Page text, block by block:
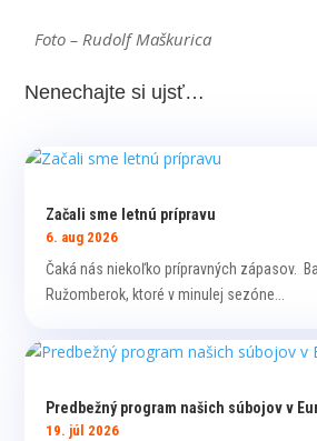
Foto – Rudolf Maškurica
Nenechajte si ujsť…
Začali sme letnú prípravu
6. aug 2026
Čaká nás niekoľko prípravných zápasov.
Ružomberok, ktoré v minulej sezóne...
Predbežný program našich súbojov v
19. júl 2026